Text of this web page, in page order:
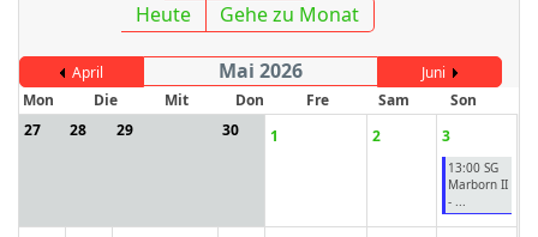
Heute
Gehe zu Monat
April Mai 2026
Juni
Mon
Die Mit Don Fre Sam
Son
27
28 29 30 1 2 3
13:00 SG
Marborn II
- ...